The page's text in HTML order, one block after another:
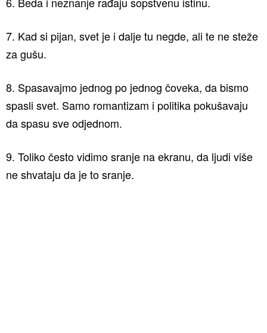
7. Kad si pijan, svet je i dalje tu negde, ali te ne steže
za gušu.
8. Spasavajmo jednog po jednog čoveka, da bismo
spasli svet. Samo romantizam i politika pokušavaju
da spasu sve odjednom.
9. Toliko često vidimo sranje na ekranu, da ljudi više
ne shvataju da je to sranje.